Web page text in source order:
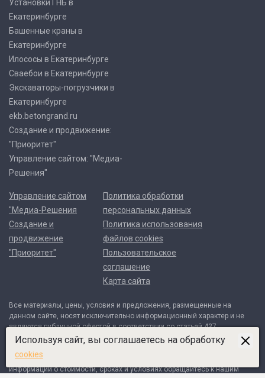
Установки ГНБ в
Екатеринбурге
Башенные краны в
Екатеринбурге
Илососы в Екатеринбурге
Сваебои в Екатеринбурге
Экскаваторы-погрузчики в
Екатеринбурге
ekb.betongrand.ru
Создание и продвижение:
"Приоритет"
Управление сайтом: "Медиа-
Решения"
Управление сайтом
"Медиа-Решения
Создание и
продвижение
"Приоритет"
Политика обработки
персональных данных
Политика использования
файлов cookies
Пользовательское
соглашение
Карта сайта
Все материалы, цены, условия и предложения, размещенные на
данном сайте, носят исключительно информационный характер и не
являются публичной офертой в соответствии со статьей 437
Гражданского кодекса Российской Федерации. Договор может быть
и оформляется в письменном виде. Для получения точной
информации о стоимости, сроках и условиях обращайтесь к нашим
Используя сайт, вы соглашаетесь на обработку
cookies